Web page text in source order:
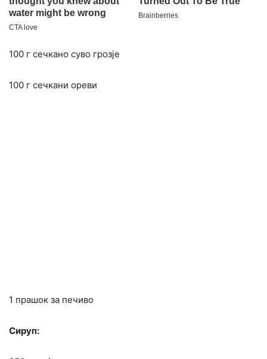
100 г сечкано суво грозје
100 г сечкани ореви
1 прашок за печиво
Сируп: